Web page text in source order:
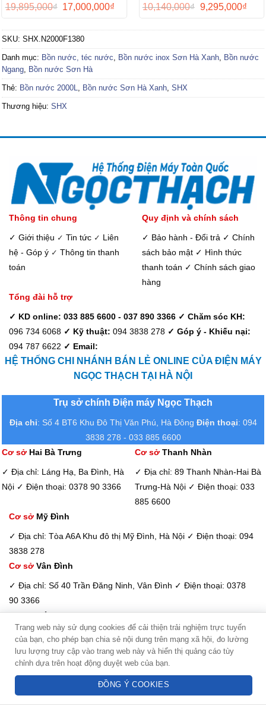
19,895,000₫ Giá
19,895,000₫.
17,000,000₫
là:
10,140,000₫ Giá
10,140,000₫.
9,295,000₫Giá
là:
SKU: SHX.N2000F1380
Danh mục: Bồn nước, téc nước, Bồn nước inox Sơn Hà Xanh, Bồn nước
Ngang, Bồn nước Sơn Hà
Thẻ: Bồn nước 2000L, Bồn nước Sơn Hà Xanh, SHX
Thương hiệu: SHX
Thông tin chung
✓ Giới thiệu ✓ Tin tức ✓ Liên
hệ - Góp ý ✓ Thông tin thanh
toán
Quy định và chính sách
✓ Bảo hành - Đổi trả ✓ Chính
sách bảo mật ✓ Hình thức
thanh toán ✓ Chính sách giao
hàng
Tổng đài hỗ trợ
✓ KD online: 033 885 6600 - 037 890 3366 ✓ Chăm sóc KH:
096 734 6068 ✓ Kỹ thuật: 094 3838 278 ✓ Góp ý - Khiếu nại:
094 787 6622 ✓ Email:
HỆ THỐNG CHI NHÁNH BÁN LẺ ONLINE CỦA ĐIỆN MÁY
NGỌC THẠCH TẠI HÀ NỘI
Trụ sở chính Điện máy Ngọc Thạch
Địa chỉ: Số 4 BT6 Khu Đô Thị Văn Phú, Hà Đông Điện thoại: 094
3838 278 - 033 885 6600
Cơ sởHai Bà Trưng
✓ Địa chỉ: Láng Hạ, Ba Đình, Hà
Nội ✓ Điện thoại: 0378 90 3366
Cơ sởThanh Nhàn
✓ Địa chỉ: 89 Thanh Nhàn-Hai Bà
Trưng-Hà Nội ✓ Điện thoại: 033
885 6600
Cơ sở Mỹ Đình
✓ Địa chỉ: Tòa A6A Khu đô thị Mỹ Đình, Hà Nội ✓ Điện thoại: 094
3838 278
Cơ sở Vân Đình
✓ Địa chỉ: Số 40 Trần Đăng Ninh, Vân Đình ✓ Điện thoại: 0378
90 3366
Cơ sởMê Linh
✓ Địa chỉ: Quang Minh - Mê Linh - Hà Nội
✓ Điện thoại: 0378 90
3366
Cơ sở Sơn Tây
✓ Địa chỉ: Sơn Tây - Hà Nội✓ Điện thoại: 098 933 6068
Sorry, no pages was found
Trang web này sử dụng cookies để cải thiện trải nghiệm trực tuyến
của bạn, cho phép bạn chia sẻ nội dung trên mạng xã hội, đo lường
lưu lượng truy cập vào trang web này và hiển thị quảng cáo tùy
chỉnh dựa trên hoạt động duyệt web của bạn.
ĐỒNG Ý COOKIES
Kim Dung - Tư vấn viên
Hotline: 094 3838 278